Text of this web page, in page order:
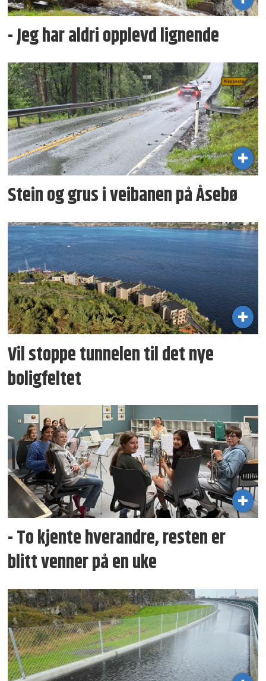
- Jeg har aldri opplevd lignende
Stein og grus i veibanen på Åsebø
Vil stoppe tunnelen til det nye
boligfeltet
- To kjente hverandre, resten er
blitt venner på en uke